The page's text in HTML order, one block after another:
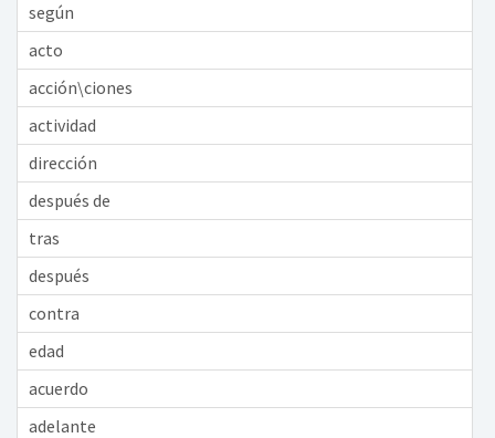
según
acto
acción\ciones
actividad
dirección
después de
tras
después
contra
edad
acuerdo
adelante